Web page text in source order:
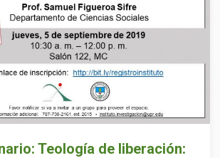
Teología de liberación: